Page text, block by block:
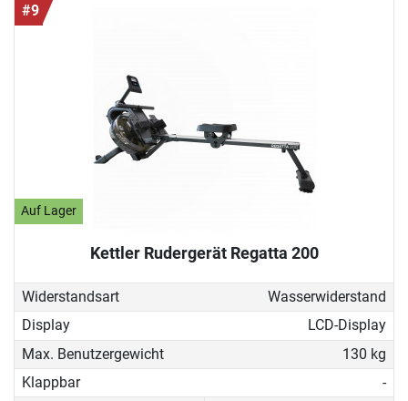
#9
Auf Lager
Kettler Rudergerät Regatta 200
Widerstandsart
Wasserwiderstand
Display
LCD-Display
Max. Benutzergewicht
130 kg
Klappbar
-